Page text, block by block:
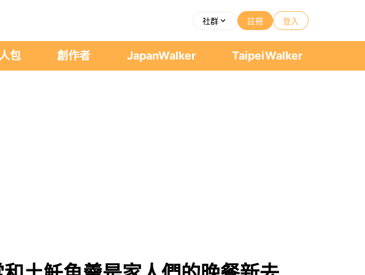
社群 註冊 登入
包 創作者 JapanWalker TaipeiWalker